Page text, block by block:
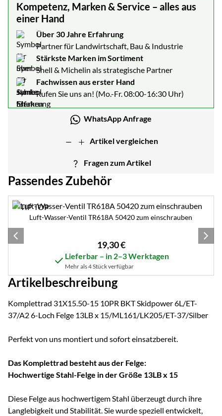
Kompetenz, Marken & Service – alles aus
einer Hand
Über 30 Jahre Erfahrung
Partner für Landwirtschaft, Bau & Industrie
Stärkste Marken im Sortiment
Shell & Michelin als strategische Partner
Fachwissen aus erster Hand
Rufen Sie uns an! (Mo.-Fr. 08:00-16:30 Uhr)
WhatsApp Anfrage
Artikel vergleichen
Fragen zum Artikel
Passendes Zubehör
Zubehör überspringen
Luft-Wasser-Ventil TR618A 50420 zum einschrauben
19,30€
Lieferbar – in 2–3 Werktagen
Mehr als 4 Stück verfügbar
Artikelbeschreibung
Komplettrad 31X15.50-15 10PR BKT Skidpower 6L/ET-
37/A2 6-Loch Felge 13LB x 15/ML161/LK205/ET-37/Silber
Perfekt von uns montiert und sofort einsatzbereit.
Das Komplettrad besteht aus der Felge:
Hochwertige Stahl-Felge in der Größe 13LB x 15
Diese Felge aus hochwertigem Stahl überzeugt durch ihre
Langlebigkeit und Stabilität. Sie wurde speziell entwickelt,